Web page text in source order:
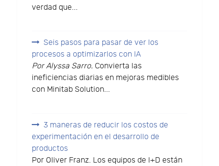
verdad que...
Seis pasos para pasar de ver los
procesos a optimizarlos con IA
Por Alyssa Sarro. Convierta las
ineficiencias diarias en mejoras medibles
con Minitab Solution...
3 maneras de reducir los costos de
experimentación en el desarrollo de
productos
Por Oliver Franz. Los equipos de I+D están